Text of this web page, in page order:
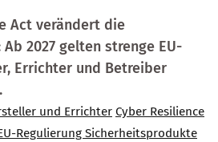
Act verändert die
2027 gelten strenge EU-
Errichter und Betreiber
und Errichter Cyber Resilience
Regulierung Sicherheitsprodukte